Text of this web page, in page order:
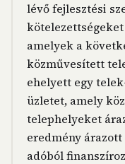
lévő fejlesztési
amelyek a
közművesített
ehelyett egy
üzletet, amely
telephelyeket
eredmény
adóból